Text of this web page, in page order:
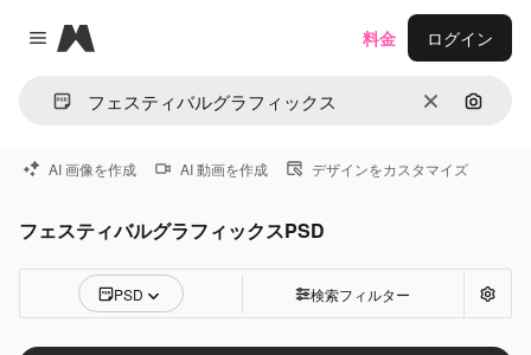
Close menu
Magnific
消去 画像で
料金 ログイン
AI 画像を作成 AI 動画を作成 デザインをカスタマイズ
フェスティバルグラフィックスPSD
PSD 検索フィルター